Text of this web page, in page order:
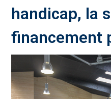
handicap, la
financement